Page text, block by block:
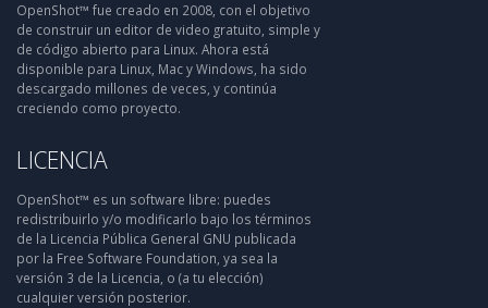
OpenShot™ fue creado en 2008, con el objetivo
de construir un editor de video gratuito, simple y
de código abierto para Linux. Ahora está
disponible para Linux, Mac y Windows, ha sido
descargado millones de veces, y continúa
creciendo como proyecto.
LICENCIA
OpenShot™ es un software libre: puedes
redistribuirlo y/o modificarlo bajo los términos
de la Licencia Pública General GNU publicada
por la Free Software Foundation, ya sea la
versión 3 de la Licencia, o (a tu elección)
cualquier versión posterior.